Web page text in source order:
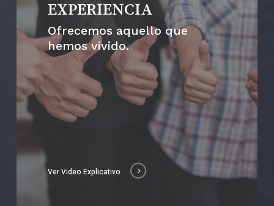
EXPERIENCIA
Ofrecemos aquello que
hemos vivido.
Ver Video Explicativo